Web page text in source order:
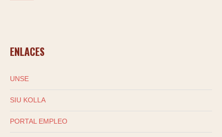
ENLACES
UNSE
SIU KOLLA
PORTAL EMPLEO